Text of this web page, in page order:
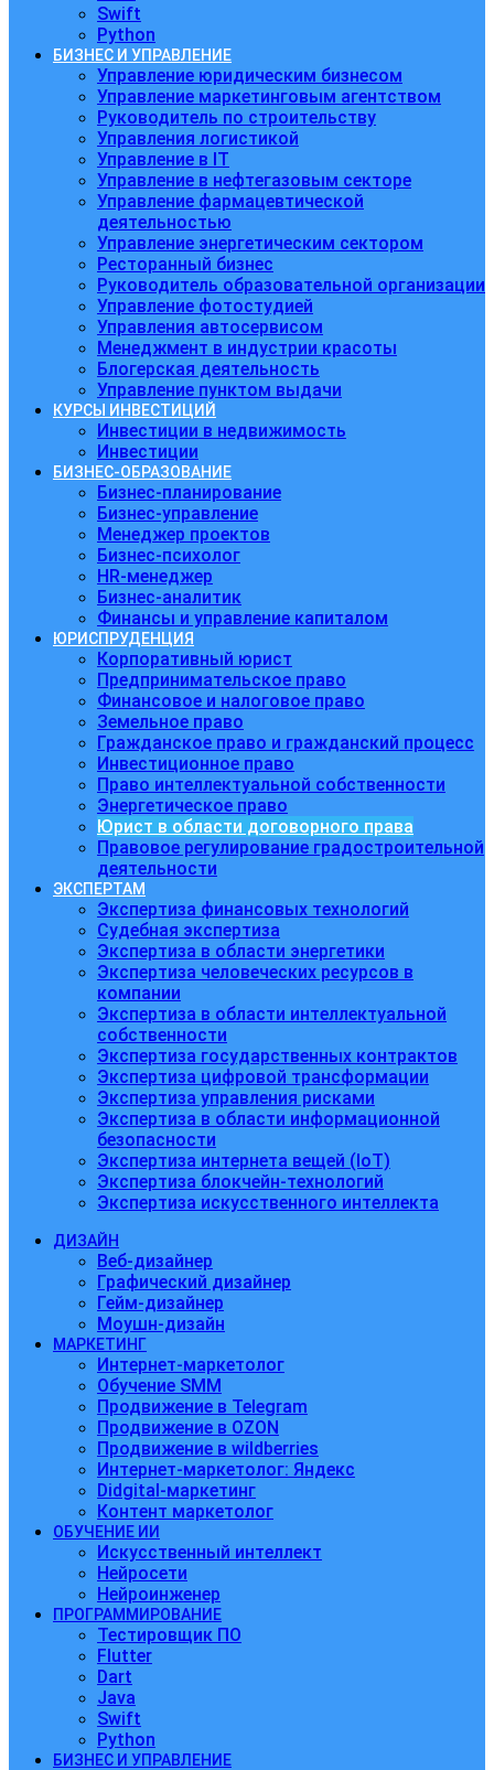
Swift
Python
БИЗНЕС И УПРАВЛЕНИЕ
Управление юридическим бизнесом
Управление маркетинговым агентством
Руководитель по строительству
Управления логистикой
Управление в IT
Управление в нефтегазовым секторе
Управление фармацевтической
деятельностью
Управление энергетическим сектором
Ресторанный бизнес
Руководитель образовательной организации
Управление фотостудией
Управления автосервисом
Менеджмент в индустрии красоты
Блогерская деятельность
Управление пунктом выдачи
КУРСЫ ИНВЕСТИЦИЙ
Инвестиции в недвижимость
Инвестиции
БИЗНЕС-ОБРАЗОВАНИЕ
Бизнес-планирование
Бизнес-управление
Менеджер проектов
Бизнес-психолог
HR-менеджер
Бизнес-аналитик
Финансы и управление капиталом
ЮРИСПРУДЕНЦИЯ
Корпоративный юрист
Предпринимательское право
Финансовое и налоговое право
Земельное право
Гражданское право и гражданский процесс
Инвестиционное право
Право интеллектуальной собственности
Энергетическое право
Юрист в области договорного права
Правовое регулирование градостроительной
деятельности
ЭКСПЕРТАМ
Экспертиза финансовых технологий
Судебная экспертиза
Экспертиза в области энергетики
Экспертиза человеческих ресурсов в
компании
Экспертиза в области интеллектуальной
собственности
Экспертиза государственных контрактов
Экспертиза цифровой трансформации
Экспертиза управления рисками
Экспертиза в области информационной
безопасности
Экспертиза интернета вещей (IoT)
Экспертиза блокчейн-технологий
Экспертиза искусственного интеллекта
ДИЗАЙН
Веб-дизайнер
Графический дизайнер
Гейм-дизайнер
Моушн-дизайн
МАРКЕТИНГ
Интернет-маркетолог
Обучение SMM
Продвижение в Telegram
Продвижение в OZON
Продвижение в wildberries
Интернет-маркетолог: Яндекс
Didgital-маркетинг
Контент маркетолог
ОБУЧЕНИЕ ИИ
Искусственный интеллект
Нейросети
Нейроинженер
ПРОГРАММИРОВАНИЕ
Тестировщик ПО
Flutter
Dart
Java
Swift
Python
БИЗНЕС И УПРАВЛЕНИЕ